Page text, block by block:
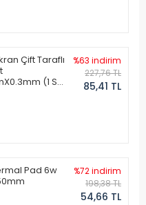
Çift Taraflı
(1 Set
%63 indirim
227,76 TL
85,41 TL
Pad 6w
%72 indirim
198,38 TL
54,66 TL